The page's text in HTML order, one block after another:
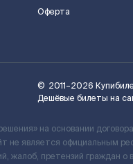
Оферта
© 2011–2026
Дешёвые билеты на
на основании
является официальным
жалоб, претензий граждан